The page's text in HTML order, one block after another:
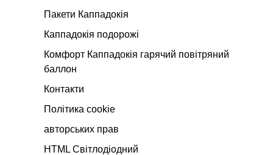
Пакети Каппадокія
Каппадокія подорожі
Комфорт Каппадокія гарячий повітряний
баллон
Контакти
Політика cookie
авторських прав
HTML Світлодіодний